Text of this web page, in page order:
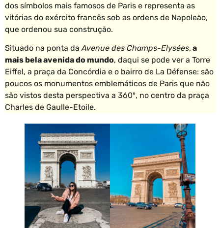
dos símbolos mais famosos de Paris e representa as
vitórias do exército francês sob as ordens de Napoleão,
que ordenou sua construção.
Situado na ponta daAvenue des Champs-Elysées, a
mais bela avenida do mundo, daqui se pode ver a Torre
Eiffel, a praça da Concórdia e o bairro de La Défense: são
poucos os monumentos emblemáticos de Paris que não
são vistos desta perspectiva a 360º, no centro da praça
Charles de Gaulle-Etoile.